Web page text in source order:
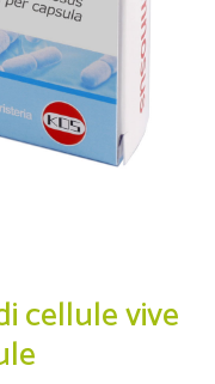
cellule vive